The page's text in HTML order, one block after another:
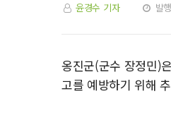
윤경수 기자 발
옹진군(군수 장정민)
고를 예방하기 위해